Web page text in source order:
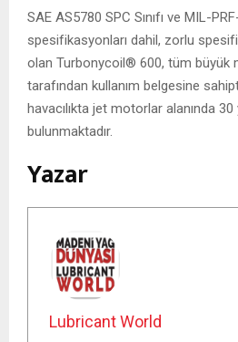
SAE AS5780 SPC Sınıfı ve MIL-
spesifikasyonları dahil, zorlu
olan Turbonycoil® 600, tüm büyük
tarafından kullanım belgesine
havacılıkta jet motorlar alanında 30
bulunmaktadır.
Yazar
Lubricant World